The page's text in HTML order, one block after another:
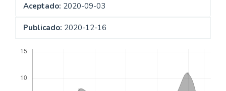
Aceptado: 2020-09-03
Publicado: 2020-12-16